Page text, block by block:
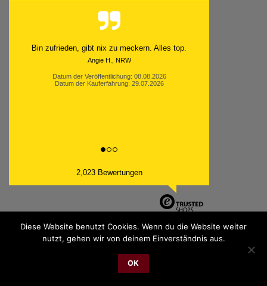
Bin zufrieden, gibt nix zu meckern. Alles top.
Angie H., NRW
Datum der Veröffentlichung: 08.08.2026
Datum der Kauferfahrung: 29.07.2026
2,023 Bewertungen
2026 © cudgel Vertrieb - a division of Party.San GmbH
Diese Website benutzt Cookies. Wenn du die Website weiter
nutzt, gehen wir von deinem Einverständnis aus.
OK